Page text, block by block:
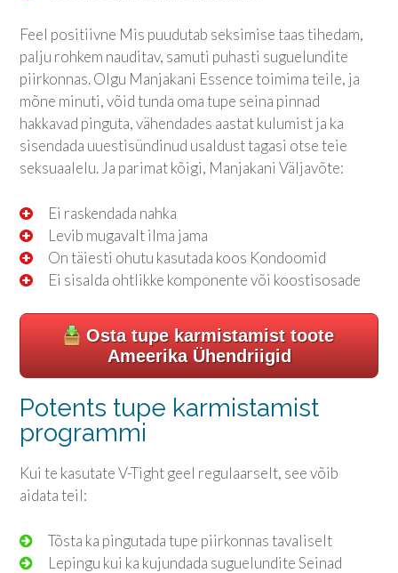
Feel positiivne Mis puudutab seksimise taas tihedam,
palju rohkem nauditav, samuti puhasti suguelundite
piirkonnas. Olgu Manjakani Essence toimima teile, ja
mõne minuti, võid tunda oma tupe seina pinnad
hakkavad pinguta, vähendades aastat kulumist ja ka
sisendada uuestisündinud usaldust tagasi otse teie
seksuaalelu. Ja parimat kõigi, Manjakani Väljavõte:
Ei raskendada nahka
Levib mugavalt ilma jama
On täiesti ohutu kasutada koos Kondoomid
Ei sisalda ohtlikke komponente või koostisosade
Osta tupe karmistamist toote
Ameerika Ühendriigid
Potents tupe karmistamist
programmi
Kui te kasutate V-Tight geel regulaarselt, see võib
aidata teil:
Tõsta ka pingutada tupe piirkonnas tavaliselt
Lepingu kui ka kujundada suguelundite Seinad